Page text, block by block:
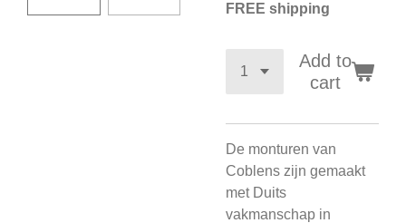
FREE shipping
Add to
cart
De monturen van
Coblens zijn gemaakt
met Duits
vakmanschap in